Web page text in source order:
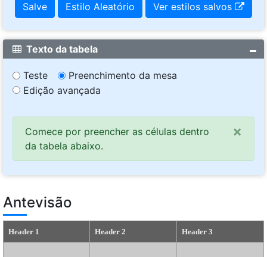
Salve Estilo Aleatório Ver estilos salvos
Texto da tabela
Teste
Preenchimento da mesa
Edição avançada
Comece por preencher as células dentro
da tabela abaixo.
×
Antevisão
Header 1 Header 2 Header 3